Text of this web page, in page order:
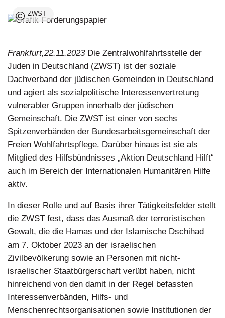
Hamas-
© ZWST
Frankfurt,22.11.2023Die Zentralwohlfahrtsstelle der
Juden in Deutschland (ZWST) ist der soziale
Dachverband der jüdischen Gemeinden in Deutschland
und agiert als sozialpolitische Interessenvertretung
vulnerabler Gruppen innerhalb der jüdischen
Gemeinschaft. Die ZWST ist einer von sechs
Spitzenverbänden der Bundesarbeitsgemeinschaft der
Freien Wohlfahrtspflege. Darüber hinaus ist sie als
Mitglied des Hilfsbündnisses „Aktion Deutschland Hilft“
auch im Bereich der Internationalen Humanitären Hilfe
aktiv.
In dieser Rolle und auf Basis ihrer Tätigkeitsfelder stellt
die ZWST fest, dass das Ausmaß der terroristischen
Gewalt, die die Hamas und der Islamische Dschihad
am 7. Oktober 2023 an der israelischen
Zivilbevölkerung sowie an Personen mit nicht-
israelischer Staatbürgerschaft verübt haben, nicht
hinreichend von den damit in der Regel befassten
Interessenverbänden, Hilfs- und
Menschenrechtsorganisationen sowie Institutionen der